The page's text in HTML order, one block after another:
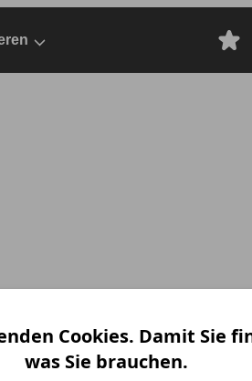
Cookies. Damit Sie
was Sie brauchen.